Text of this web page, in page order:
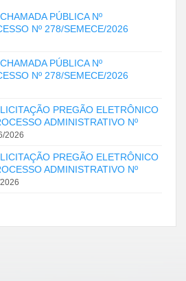
PÚBLICA Nº
Nº 278/SEMECE/2026
PÚBLICA Nº
Nº 278/SEMECE/2026
PREGÃO ELETRÔNICO
ADMINISTRATIVO Nº
2026
PREGÃO ELETRÔNICO
ADMINISTRATIVO Nº